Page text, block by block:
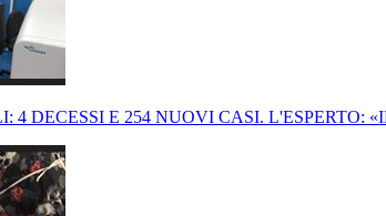
4 DECESSI E 254 NUOVI CASI. L'ESPERTO: